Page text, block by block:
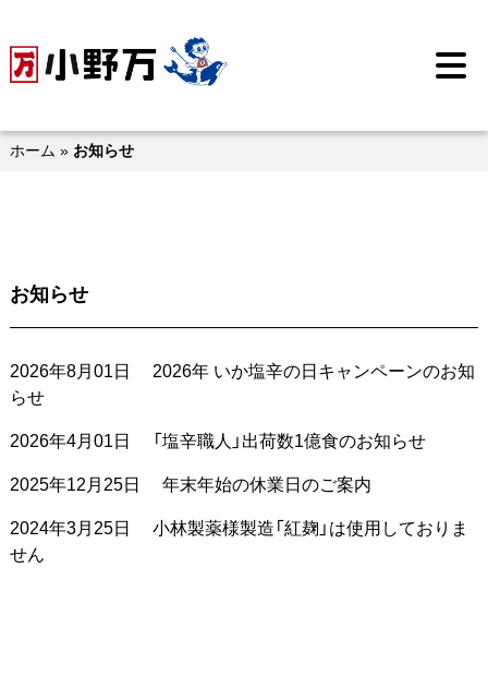
content
メ
ニ
ホーム » お知らせ
お知らせ
2026年8月01日
2026年 いか塩辛の日キャンペーンのお知
らせ
2026年4月01日 「塩辛職人」出荷数1億食のお知らせ
2025年12月25日 年末年始の休業日のご案内
2024年3月25日
小林製薬様製造「紅麹」は使用しておりま
せん